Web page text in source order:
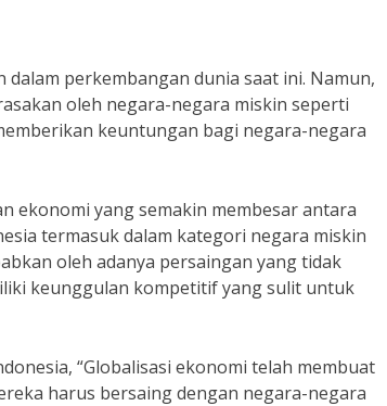
perkembangan dunia saat ini. Namun,
oleh negara-negara miskin seperti
keuntungan bagi negara-negara
ekonomi yang semakin membesar antara
termasuk dalam kategori negara miskin
oleh adanya persaingan yang tidak
keunggulan kompetitif yang sulit untuk
“Globalisasi ekonomi telah membuat
harus bersaing dengan negara-negara